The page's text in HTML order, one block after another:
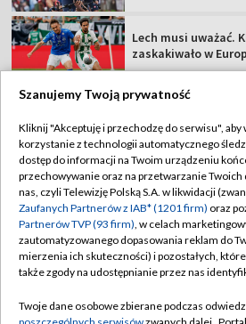
Lech musi uważać.
zaskakiwało w
TVP
Abonament
Sklep TVP
Biuro
Oferta
Emisja w TVP
Regulamin
Polityka
Moje zgody
Biuro
Szanujemy Twoją prywatność
Kliknij "Akceptuję i przechodzę do serwisu", aby
korzystanie z technologii automatycznego
dostęp do informacji na Twoim urządzeniu
przechowywanie oraz na przetwarzanie Twoich
nas, czyli Telewizję Polską S.A. w likwidacji
Zaufanych Partnerów z IAB* (1201 firm) oraz
Partnerów TVP (93 firm), w celach
zautomatyzowanego dopasowania reklam do
mierzenia ich skuteczności) i pozostałych,
także zgody na udostępnianie przez nas
Twoje dane osobowe zbierane podczas